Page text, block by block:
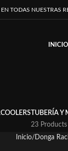
EN TODAS NUESTRAS
TUBERÍA Y
23 Products
Inicio Donga